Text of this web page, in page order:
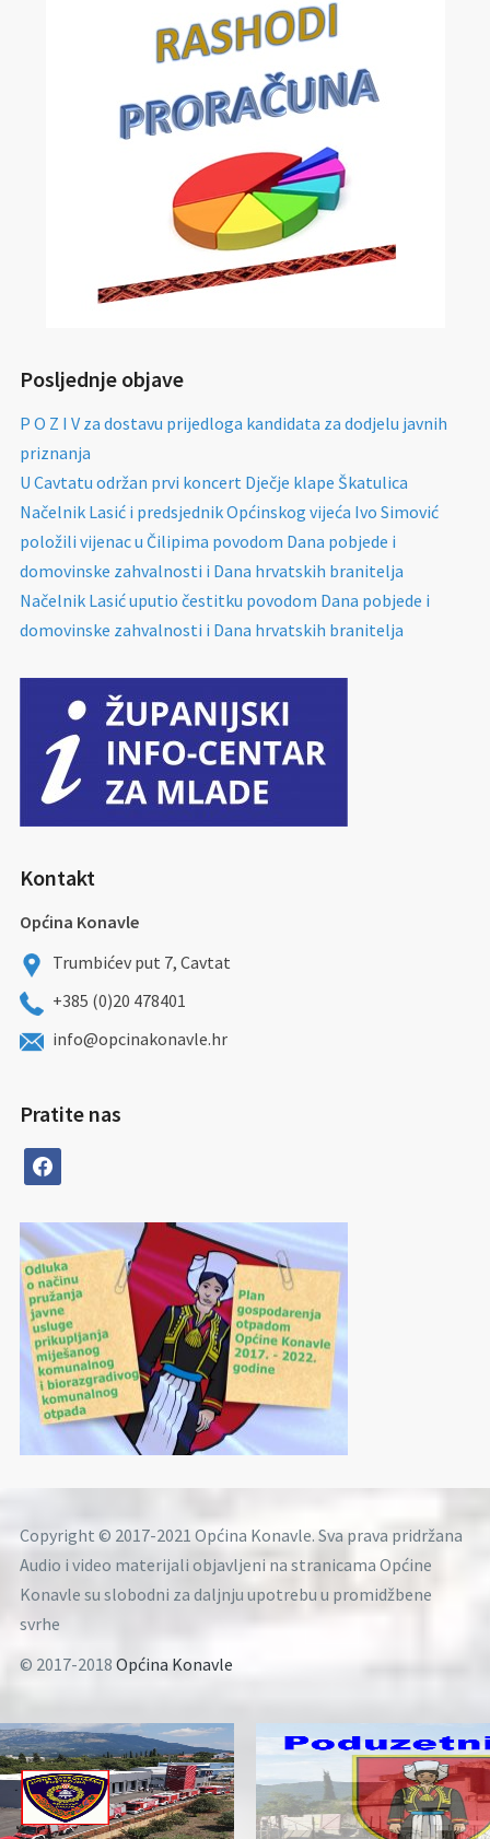
Posljednje objave
P O Z I V za dostavu prijedloga kandidata za dodjelu javnih
priznanja
U Cavtatu održan prvi koncert Dječje klape Škatulica
Načelnik Lasić i predsjednik Općinskog vijeća Ivo Simović
položili vijenac u Čilipima povodom Dana pobjede i
domovinske zahvalnosti i Dana hrvatskih branitelja
Načelnik Lasić uputio čestitku povodom Dana pobjede i
domovinske zahvalnosti i Dana hrvatskih branitelja
Kontakt
Općina Konavle
Trumbićev put 7, Cavtat
+385 (0)20 478401
info@opcinakonavle.hr
Pratite nas
facebook
Copyright © 2017-2021 Općina Konavle. Sva prava pridržana
Audio i video materijali objavljeni na stranicama Općine
Konavle su slobodni za daljnju upotrebu u promidžbene
svrhe
© 2017-2018 Općina Konavle